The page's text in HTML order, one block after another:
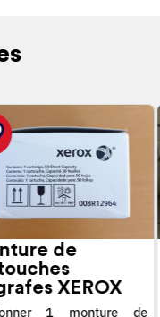
de
XEROX
1 monture de